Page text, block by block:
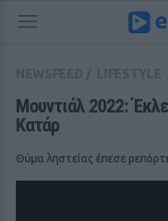
Μουντιάλ 2022:
Κατάρ
Θύμα ληστείας έπεσε